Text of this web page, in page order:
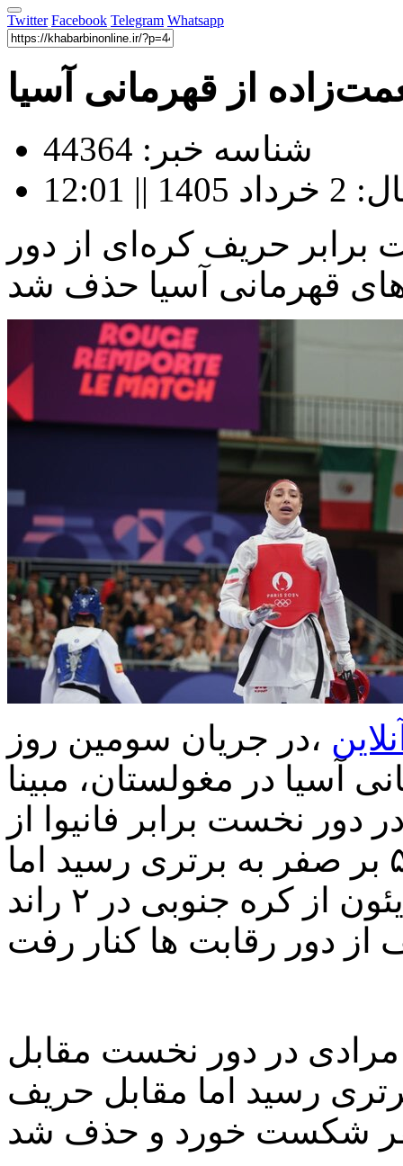
Twitter Facebook Telegram Whatsapp
از قهرمانی آسیا
شناسه خبر: 44364
برابر حریف کره‌ای از دور
،در جریان سومین روز
آسیا در مغولستان، مبینا
۵۳- کیلوگرم در دور نخست برابر فانیوا از
تایلند در ۲ راند و با نتایج ۹ بر ۲ و ۵ بر صفر به برتری رسید اما
در مبارزه دوم برابر سئو یئون از کره جنوبی در ۲ راند
ساغر مرادی در دور نخست مقابل
در ۲ راند به برتری رسید اما مقابل حریف